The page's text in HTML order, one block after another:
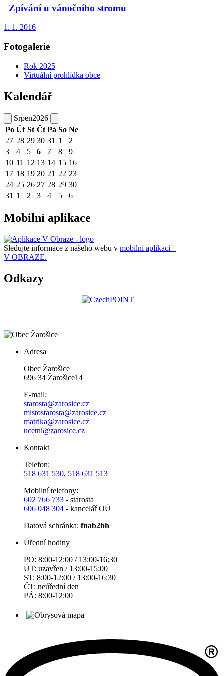
Zpívání u vánočního stromu
1. 1. 2016
Fotogalerie
Rok 2025
Virtuální prohlídka obce
Kalendář
Srpen2026
Po Út St Čt Pá So Ne
27 28 29 30 31 1
2
3
4 5 6 7 8
9
10 11 12 13 14 15 16
17 18 19 20 21 22 23
24 25 26 27 28 29 30
31 1 2 3 4 5 6
Mobilní aplikace
Sledujte informace z našeho webu v mobilní aplikaci –
V OBRAZE.
Odkazy
Adresa
Obec Žarošice
696 34 Žarošice14
E-mail:
starosta@zarosice.cz
mistostarosta@zarosice.cz
matrika@zarosice.cz
ucetni@zarosice.cz
Kontakt
Telefon:
518 631 530, 518 631 513
Mobilní telefony:
602 766 733 - starosta
606 048 304 - kancelář OÚ
Datová schránka: fnab2bh
Úřední hodiny
PO: 8:00-12:00 / 13:00-16:30
ÚT: uzavřen / 13:00-15:00
ST: 8:00-12:00 / 13:00-16:30
ČT: neúřední den
PÁ: 8:00-12:00